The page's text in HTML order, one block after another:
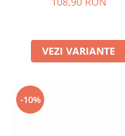
VEZI VARIANTE
-10%